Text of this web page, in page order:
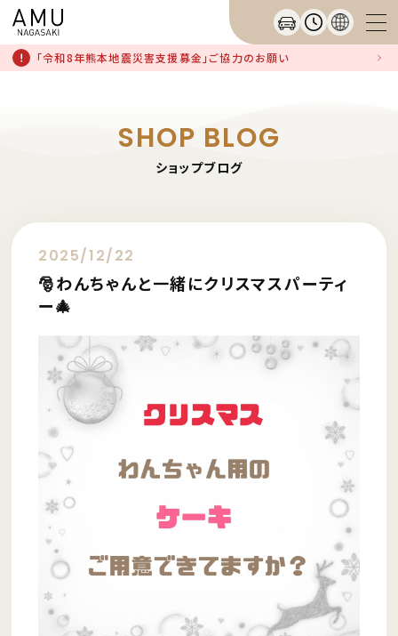
「令和8年熊本地震災害支援募金」ご協力のお願い
SHOP BLOG
ショップブログ
2025/12/22
🎅わんちゃんと一緒にクリスマスパーティ
ー🎄